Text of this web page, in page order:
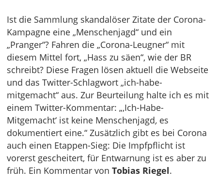
Ist die Sammlung skandalöser Zitate der Corona-
Kampagne eine „Menschenjagd“ und ein
„Pranger“? Fahren die „Corona-Leugner“ mit
diesem Mittel fort, „Hass zu säen“, wie der BR
schreibt? Diese Fragen lösen aktuell die Webseite
und das Twitter-Schlagwort „ich-habe-
mitgemacht“ aus. Zur Beurteilung halte ich es mit
einem Twitter-Kommentar: „‚Ich-Habe-
Mitgemacht‘ ist keine Menschenjagd, es
dokumentiert eine.“ Zusätzlich gibt es bei Corona
auch einen Etappen-Sieg: Die Impfpflicht ist
vorerst gescheitert, für Entwarnung ist es aber zu
früh. Ein Kommentar von Tobias Riegel.